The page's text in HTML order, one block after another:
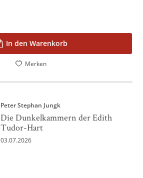
In den Warenkorb
Merken
Peter Stephan Jungk
Die Dunkelkammern der Edith
Tudor-Hart
03.07.2026